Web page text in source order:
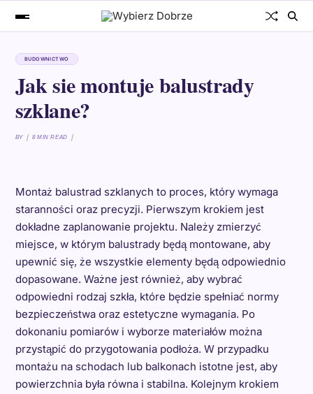
BUDOWNICTWO
Jak sie montuje balustrady
szklane?
BY 8 MIN READ
Montaż balustrad szklanych to proces, który wymaga
staranności oraz precyzji. Pierwszym krokiem jest
dokładne zaplanowanie projektu. Należy zmierzyć
miejsce, w którym balustrady będą montowane, aby
upewnić się, że wszystkie elementy będą odpowiednio
dopasowane. Ważne jest również, aby wybrać
odpowiedni rodzaj szkła, które będzie spełniać normy
bezpieczeństwa oraz estetyczne wymagania. Po
dokonaniu pomiarów i wyborze materiałów można
przystąpić do przygotowania podłoża. W przypadku
montażu na schodach lub balkonach istotne jest, aby
powierzchnia była równa i stabilna. Kolejnym krokiem